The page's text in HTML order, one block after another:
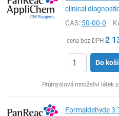
clinical
CAS: 50-00-0
cena bez DPH 2
Do
Průmyslová množství látek
Formaldehyde